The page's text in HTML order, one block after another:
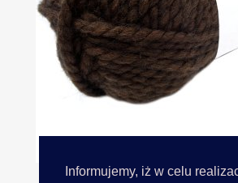
Informujemy, iż w celu
ALPINE ALPACA NEW